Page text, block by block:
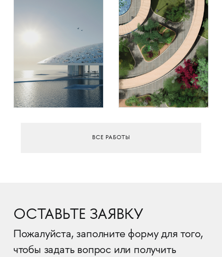
ВСЕ РАБОТЫ
ОСТАВЬТЕ ЗАЯВКУ
Пожалуйста, заполните форму для того,
чтобы задать вопрос или получить